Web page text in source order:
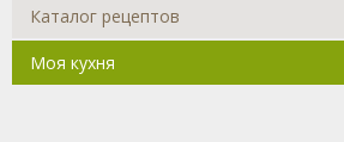
Каталог рецептов
Моя кухня